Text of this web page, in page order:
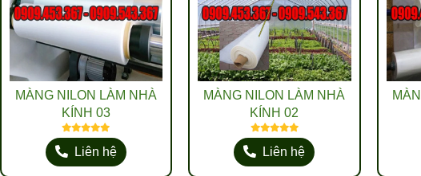
MÀNG NILON LÀM NHÀ
KÍNH 03
Liên hệ
MÀNG NILON LÀM NHÀ
KÍNH 02
Liên hệ